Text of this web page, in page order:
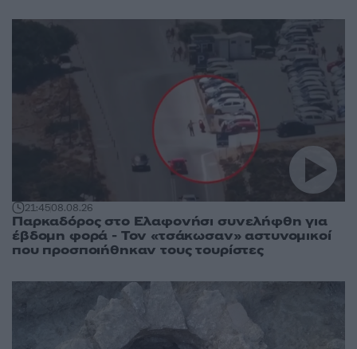
21:4508.08.26
Παρκαδόρος στο Ελαφονήσι συνελήφθη για
έβδομη φορά - Τον «τσάκωσαν» αστυνομικοί
που προσποιήθηκαν τους τουρίστες